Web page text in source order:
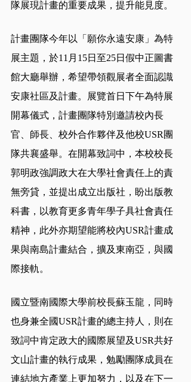
隊展現計畫的重要成果，提升能見度。
計畫團隊今年以「願你永遠安康」為特
展主題，於11月15日至25日假中正圖書
館大廳舉辦，希望帶領觀展者全面認識
安康社區及計畫。展覽首日下午為特展
開幕儀式，計畫團隊特別邀請校內長
官、師長、校外合作夥伴及他校USR團
隊共襄盛舉。在開幕致詞中，本校校長
郭明政強調政大在大學社會責任上的責
無旁貸，並提出成立出版社，盼出版教
科書，以教育更多青年學子具社會責任
精神，此外亦期望能將校內USR計畫成
果與南島計畫結合，擴及東南亞，與國
際接軌。
國立暨南國際大學前校長蘇玉龍，同時
也身兼全國USR計畫的總主持人，則在
致詞中肯定政大的國際展望及USR共好
文山計畫的執行成果，勉勵團隊成員在
連結地方產業上更加努力，以及在下一